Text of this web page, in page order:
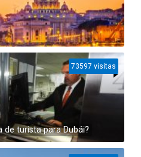
de turista para Dubái?
73597 visitas